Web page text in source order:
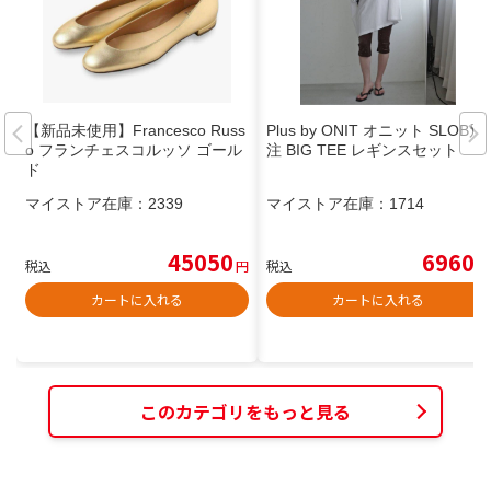
【新品未使用】Francesco Russ
o フランチェスコルッソ ゴール
ド
マイストア在庫： 2339
税込 45050円
カートに入れる
Plus by ONIT オニット SLOB別
注 BIG TEE レギンスセット
マイストア在庫： 1714
税込 6960
カートに入れる
このカテゴリをもっと見る